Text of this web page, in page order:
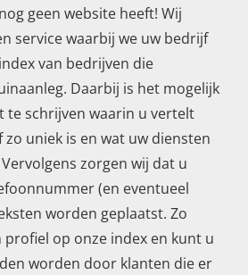
geen website heeft! Wij
service waarbij we uw bedrijf
van bedrijven die
Daarbij is het mogelijk
te schrijven waarin u vertelt
uniek is en wat uw diensten
zorgen wij dat u
(en eventueel
worden geplaatst. Zo
profiel op onze index en kunt u
worden door klanten die er